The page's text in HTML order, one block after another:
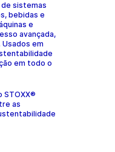
de sistemas
bebidas e
e
avançada,
em
em todo o
STOXX®
as